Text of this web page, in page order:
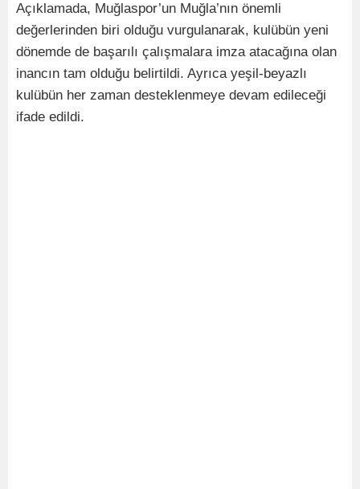
Açıklamada, Muğlaspor’un Muğla’nın önemli
değerlerinden biri olduğu vurgulanarak, kulübün yeni
dönemde de başarılı çalışmalara imza atacağına olan
inancın tam olduğu belirtildi. Ayrıca yeşil-beyazlı
kulübün her zaman desteklenmeye devam edileceği
ifade edildi.